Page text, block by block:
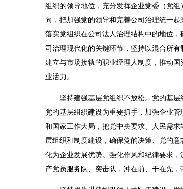
组织的领导地位，充分发挥企业党委（党
向，把加强党的领导和完善公司治理统一
落实党组织在公司法人治理结构中的地位
司治理现代化的关键环节，坚持以混合所
建立与市场接轨的职业经理人制度，推动
业活力。
坚持建强基层党组织不放松。党的基
党的基层组织建设为重要抓手，加强企业
和国家工作大局，把党中央要求、人民需
层组织和制度建设，确保党的决策、党的
化为企业发展优势。强化作风和纪律要求
产党员服务队、突击队，冲在前、干在先